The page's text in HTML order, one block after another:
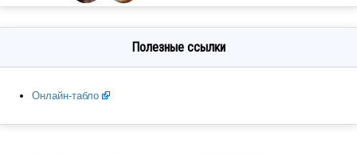
RUS
Полезные ссылки
Онлайн-табло